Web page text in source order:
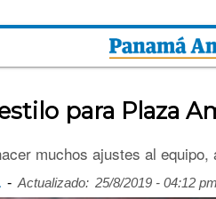
para Plaza
muchos ajustes al
- Actualizado: 25/8/2019 - 04:12 pm